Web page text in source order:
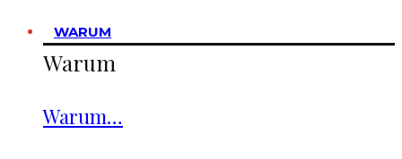
WARUM
Warum
Warum…